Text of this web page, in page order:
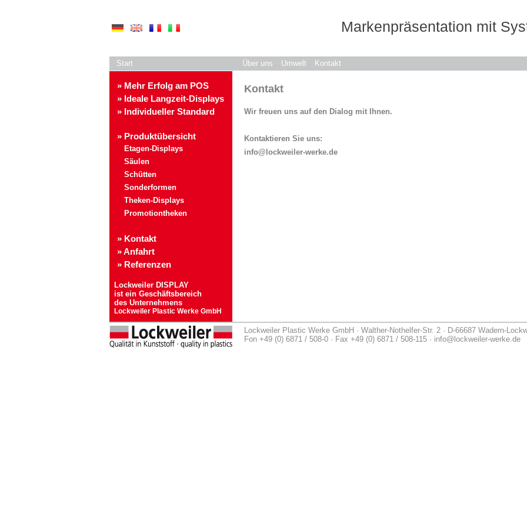
Markenpräsentation mit
Start Über uns Umwelt Kontakt
» Mehr Erfolg am POS
» Ideale Langzeit-Displays
» Individueller Standard
» Produktübersicht
Etagen-Displays
Säulen
Schütten
Sonderformen
Theken-Displays
Promotiontheken
» Kontakt
» Anfahrt
» Referenzen
Kontakt
Wir freuen uns auf den Dialog mit Ihnen.
Kontaktieren Sie uns:
info@lockweiler-werke.de
Lockweiler DISPLAY
ist ein Geschäftsbereich
des Unternehmens
Lockweiler Plastic Werke GmbH
Lockweiler Plastic Werke GmbH · Walther-Nothelfer-Str. 2 · D-66687 Wadern-
Fon +49 (0) 6871 / 508-0 · Fax +49 (0) 6871 / 508-115 · info@lockweiler-werke.de